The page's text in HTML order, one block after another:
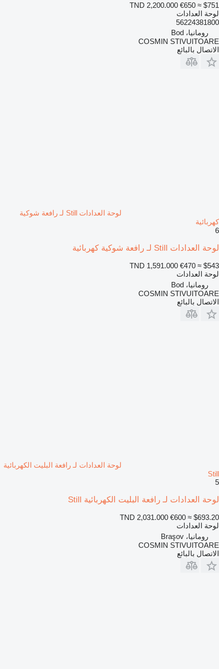
TND 2,200.000 €650 ≈ $751
لوحة العدادات
56224381800
رومانيا، Bod
COSMIN STIVUITOARE
الاتصال بالبائع
لوحة العدادات Still لـ رافعة شوكية
كهربائية
6
لوحة العدادات Still لـ رافعة شوكية كهربائية
TND 1,591.000 €470 ≈ $543
لوحة العدادات
رومانيا، Bod
COSMIN STIVUITOARE
الاتصال بالبائع
لوحة العدادات لـ رافعة البليت الكهربائية
Still
5
لوحة العدادات لـ رافعة البليت الكهربائية Still
TND 2,031.000 €600 ≈ $693.20
لوحة العدادات
رومانيا، Braşov
COSMIN STIVUITOARE
الاتصال بالبائع